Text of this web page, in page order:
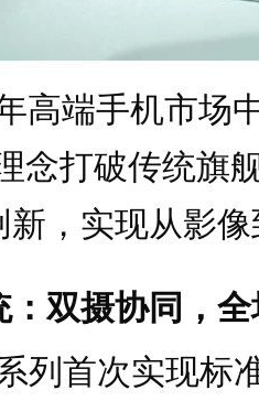
高端手机市场
念打破传统旗
新，实现从影
：双摄协同，
列首次实现标